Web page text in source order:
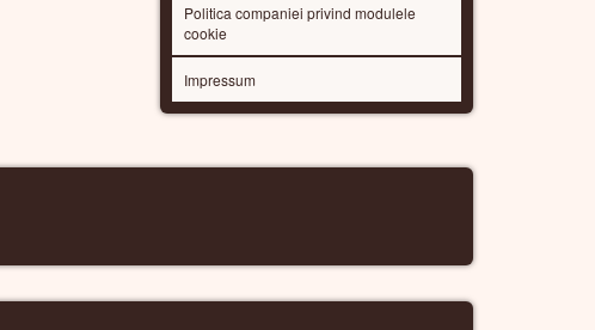
Politica companiei privind modulele
cookie
Impressum